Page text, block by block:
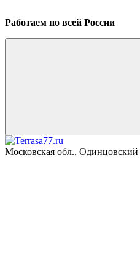
Работаем по всей России
Московская обл., Одинцовский